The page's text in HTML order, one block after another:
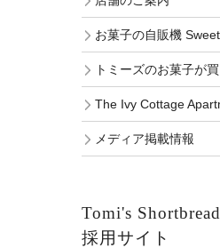
お菓子の自販機
トミーズのお菓子が
The Ivy Cottage
メディア掲載情報
Tomi's
採用サイト